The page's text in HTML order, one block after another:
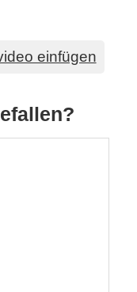
einfügen